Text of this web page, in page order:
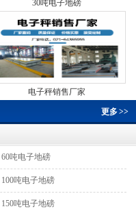
30吨电子地磅
电子秤销售厂家
更多>>
60吨电子地磅
100吨电子地磅
150吨电子地磅